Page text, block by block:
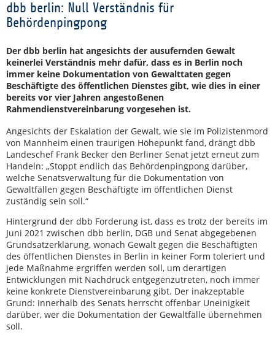
dbb berlin: Null Verständnis für
Behördenpingpong
Der dbb berlin hat angesichts der ausufernden Gewalt
keinerlei Verständnis mehr dafür, dass es in Berlin noch
immer keine Dokumentation von Gewalttaten gegen
Beschäftigte des öffentlichen Dienstes gibt, wie dies in einer
bereits vor vier Jahren angestoßenen
Rahmendienstvereinbarung vorgesehen ist.
Angesichts der Eskalation der Gewalt, wie sie im Polizistenmord
von Mannheim einen traurigen Höhepunkt fand, drängt dbb
Landeschef Frank Becker den Berliner Senat jetzt erneut zum
Handeln: „Stoppt endlich das Behördenpingpong darüber,
welche Senatsverwaltung für die Dokumentation von
Gewaltfällen gegen Beschäftigte im öffentlichen Dienst
zuständig sein soll.“
Hintergrund der dbb Forderung ist, dass es trotz der bereits im
Juni 2021 zwischen dbb berlin, DGB und Senat abgegebenen
Grundsatzerklärung, wonach Gewalt gegen die Beschäftigten
des öffentlichen Dienstes in Berlin in keiner Form toleriert und
jede Maßnahme ergriffen werden soll, um derartigen
Entwicklungen mit Nachdruck entgegenzutreten, noch immer
keine konkrete Dienstvereinbarung gibt. Der inakzeptable
Grund: Innerhalb des Senats herrscht offenbar Uneinigkeit
darüber, wer die Dokumentation der Gewaltfälle übernehmen
soll.